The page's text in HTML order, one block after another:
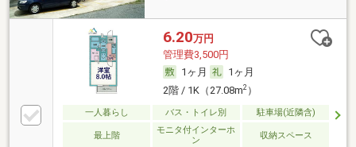
6.20万円
管理費3,500円
1ヶ月
1ヶ月
2階 / 1K（27.08m2）
一人暮らし バス・トイレ別 駐車場(近隣含)
最上階
モニタ付インターホ
ン
収納スペース